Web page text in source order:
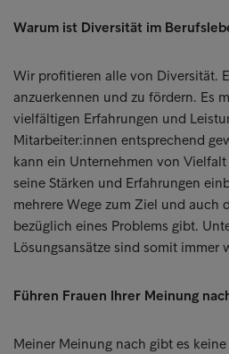
Warum ist Diversität im
Wir profitieren alle von Diversität.
anzuerkennen und zu fördern. Es
vielfältigen Erfahrungen und
Mitarbeiter:innen entsprechend
kann ein Unternehmen von
seine Stärken und Erfahrungen
mehrere Wege zum Ziel und auch
bezüglich eines Problems gibt.
Lösungsansätze sind somit immer
Führen Frauen Ihrer Meinung
Meiner Meinung nach gibt es